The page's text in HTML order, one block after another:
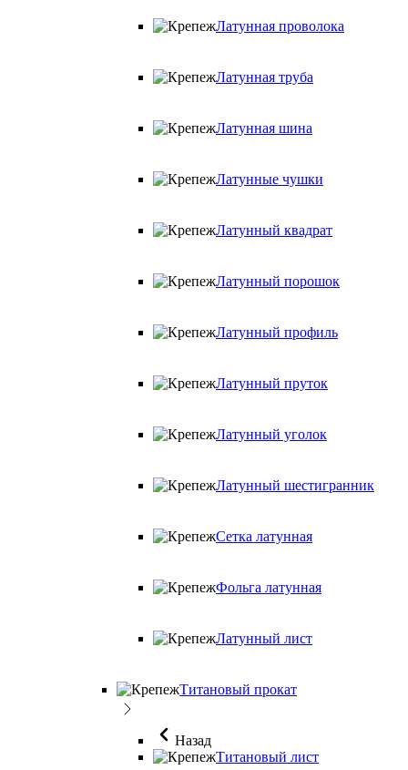
Латунная проволока
Латунная труба
Латунная шина
Латунные чушки
Латунный квадрат
Латунный порошок
Латунный профиль
Латунный пруток
Латунный уголок
Латунный шестигранник
Сетка латунная
Фольга латунная
Латунный лист
Титановый прокат
Назад
Титановый лист